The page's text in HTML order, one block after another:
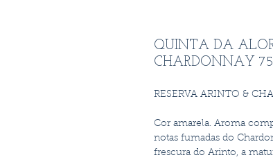
QUINTA DA
CHARDONNAY
RESERVA ARINTO &
Cor amarela. Aroma
notas fumadas do
frescura do Arinto, a